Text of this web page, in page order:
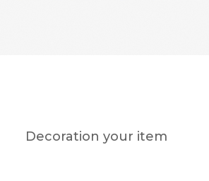
Decoration your item